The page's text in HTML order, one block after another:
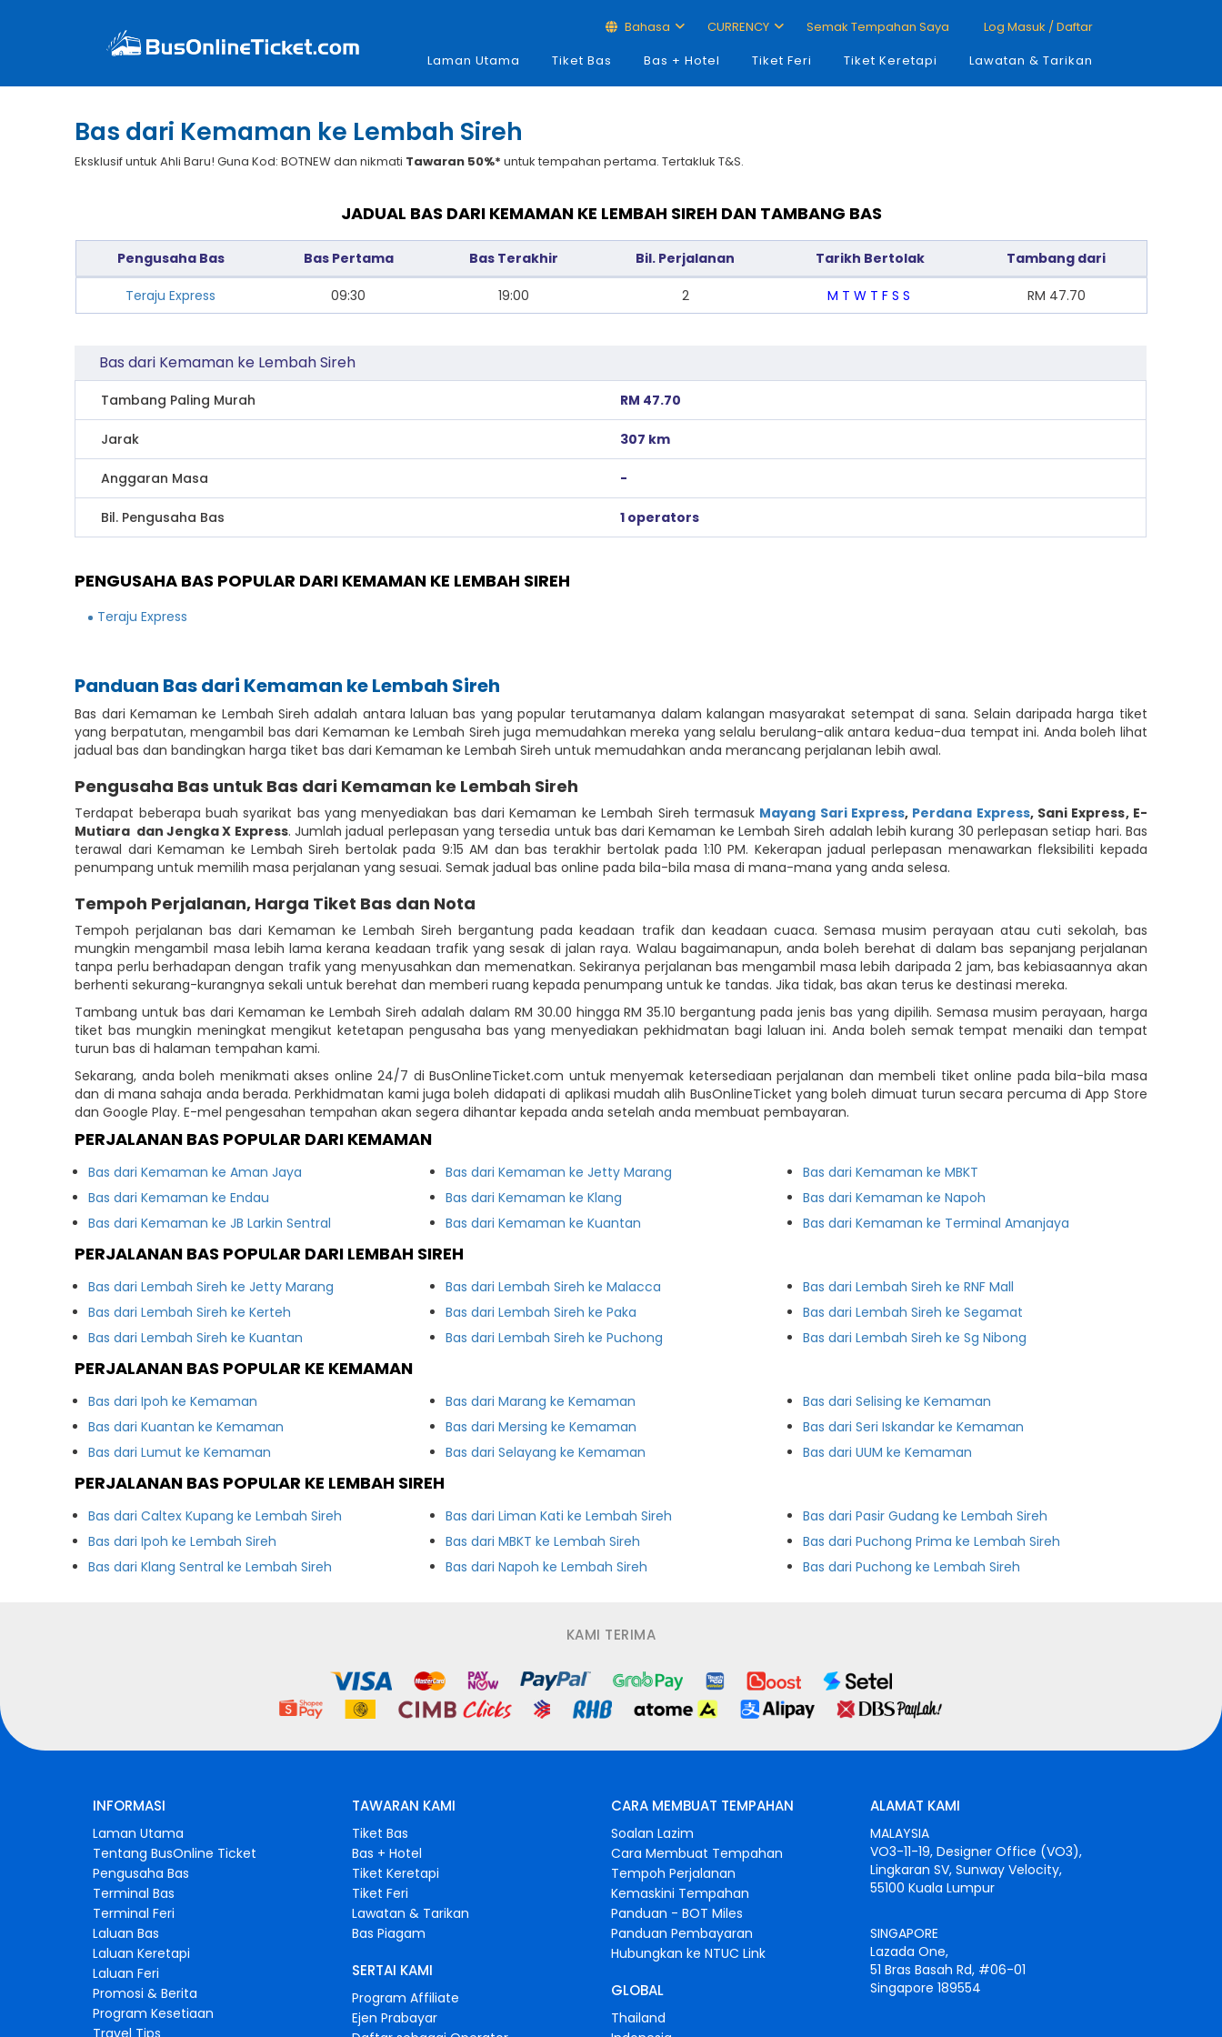
Bahasa CURRENCY Semak Tempahan Saya
Log Masuk / Daftar
Laman Utama
Tiket Bas Bas + Hotel Tiket Feri Tiket Keretapi Lawatan & Tarikan
Bas dari Kemaman ke Lembah Sireh
Eksklusif untuk Ahli Baru! Guna Kod: BOTNEW dan nikmati Tawaran 50%* untuk tempahan pertama. Tertakluk T&S.
JADUAL BAS DARI KEMAMAN KE LEMBAH SIREH DAN TAMBANG BAS
Pengusaha Bas Bas Pertama Bas Terakhir Bil. Perjalanan Tarikh Bertolak Tambang dari
Teraju Express 09:30 19:00 2 M T W T F S S RM 47.70
Bas dari Kemaman ke Lembah Sireh
Tambang Paling Murah RM 47.70
Jarak 307 km
Anggaran Masa -
Bil. Pengusaha Bas 1 operators
PENGUSAHA BAS POPULAR DARI KEMAMAN KE LEMBAH SIREH
Teraju Express
Panduan Bas dari Kemaman ke Lembah Sireh
Bas dari Kemaman ke Lembah Sireh adalah antara laluan bas yang popular terutamanya dalam kalangan masyarakat setempat di sana. Selain daripada harga tiket
yang berpatutan, mengambil bas dari Kemaman ke Lembah Sireh juga memudahkan mereka yang selalu berulang-alik antara kedua-dua tempat ini. Anda boleh lihat
jadual bas dan bandingkan harga tiket bas dari Kemaman ke Lembah Sireh untuk memudahkan anda merancang perjalanan lebih awal.
Pengusaha Bas untuk Bas dari Kemaman ke Lembah Sireh
Terdapat beberapa buah syarikat bas yang menyediakan bas dari Kemaman ke Lembah Sireh termasuk Mayang Sari Express, Perdana Express, Sani Express, E-
Mutiara dan Jengka X Express. Jumlah jadual perlepasan yang tersedia untuk bas dari Kemaman ke Lembah Sireh adalah lebih kurang 30 perlepasan setiap hari. Bas
terawal dari Kemaman ke Lembah Sireh bertolak pada 9:15 AM dan bas terakhir bertolak pada 1:10 PM. Kekerapan jadual perlepasan menawarkan fleksibiliti kepada
penumpang untuk memilih masa perjalanan yang sesuai. Semak jadual bas online pada bila-bila masa di mana-mana yang anda selesa.
Tempoh Perjalanan, Harga Tiket Bas dan Nota
Tempoh perjalanan bas dari Kemaman ke Lembah Sireh bergantung pada keadaan trafik dan keadaan cuaca. Semasa musim perayaan atau cuti sekolah, bas
mungkin mengambil masa lebih lama kerana keadaan trafik yang sesak di jalan raya. Walau bagaimanapun, anda boleh berehat di dalam bas sepanjang perjalanan
tanpa perlu berhadapan dengan trafik yang menyusahkan dan memenatkan. Sekiranya perjalanan bas mengambil masa lebih daripada 2 jam, bas kebiasaannya akan
berhenti sekurang-kurangnya sekali untuk berehat dan memberi ruang kepada penumpang untuk ke tandas. Jika tidak, bas akan terus ke destinasi mereka.
Tambang untuk bas dari Kemaman ke Lembah Sireh adalah dalam RM 30.00 hingga RM 35.10 bergantung pada jenis bas yang dipilih. Semasa musim perayaan, harga
tiket bas mungkin meningkat mengikut ketetapan pengusaha bas yang menyediakan pekhidmatan bagi laluan ini. Anda boleh semak tempat menaiki dan tempat
turun bas di halaman tempahan kami.
Sekarang, anda boleh menikmati akses online 24/7 di BusOnlineTicket.com untuk menyemak ketersediaan perjalanan dan membeli tiket online pada bila-bila masa
dan di mana sahaja anda berada. Perkhidmatan kami juga boleh didapati di aplikasi mudah alih BusOnlineTicket yang boleh dimuat turun secara percuma di App Store
dan Google Play. E-mel pengesahan tempahan akan segera dihantar kepada anda setelah anda membuat pembayaran.
PERJALANAN BAS POPULAR DARI KEMAMAN
Bas dari Kemaman ke Aman Jaya
Bas dari Kemaman ke Endau
Bas dari Kemaman ke JB Larkin Sentral
Bas dari Kemaman ke Jetty Marang
Bas dari Kemaman ke Klang
Bas dari Kemaman ke Kuantan
Bas dari Kemaman ke MBKT
Bas dari Kemaman ke Napoh
Bas dari Kemaman ke Terminal Amanjaya
PERJALANAN BAS POPULAR DARI LEMBAH SIREH
Bas dari Lembah Sireh ke Jetty Marang
Bas dari Lembah Sireh ke Kerteh
Bas dari Lembah Sireh ke Kuantan
Bas dari Lembah Sireh ke Malacca
Bas dari Lembah Sireh ke Paka
Bas dari Lembah Sireh ke Puchong
Bas dari Lembah Sireh ke RNF Mall
Bas dari Lembah Sireh ke Segamat
Bas dari Lembah Sireh ke Sg Nibong
PERJALANAN BAS POPULAR KE KEMAMAN
Bas dari Ipoh ke Kemaman
Bas dari Kuantan ke Kemaman
Bas dari Lumut ke Kemaman
Bas dari Marang ke Kemaman
Bas dari Mersing ke Kemaman
Bas dari Selayang ke Kemaman
Bas dari Selising ke Kemaman
Bas dari Seri Iskandar ke Kemaman
Bas dari UUM ke Kemaman
PERJALANAN BAS POPULAR KE LEMBAH SIREH
Bas dari Caltex Kupang ke Lembah Sireh
Bas dari Ipoh ke Lembah Sireh
Bas dari Klang Sentral ke Lembah Sireh
Bas dari Liman Kati ke Lembah Sireh
Bas dari MBKT ke Lembah Sireh
Bas dari Napoh ke Lembah Sireh
Bas dari Pasir Gudang ke Lembah Sireh
Bas dari Puchong Prima ke Lembah Sireh
Bas dari Puchong ke Lembah Sireh
KAMI TERIMA
INFORMASI
Laman Utama
Tentang BusOnline Ticket
Pengusaha Bas
Terminal Bas
Terminal Feri
Laluan Bas
Laluan Keretapi
Laluan Feri
Promosi & Berita
Program Kesetiaan
Travel Tips
TAWARAN KAMI
Tiket Bas
Bas + Hotel
Tiket Keretapi
Tiket Feri
Lawatan & Tarikan
Bas Piagam
SERTAI KAMI
Program Affiliate
Ejen Prabayar
CARA MEMBUAT TEMPAHAN
Soalan Lazim
Cara Membuat Tempahan
Tempoh Perjalanan
Kemaskini Tempahan
Panduan - BOT Miles
Panduan Pembayaran
Hubungkan ke NTUC Link
GLOBAL
Thailand
ALAMAT KAMI
MALAYSIA
VO3-11-19, Designer Office (VO3),
Lingkaran SV, Sunway Velocity,
55100 Kuala Lumpur
SINGAPORE
Lazada One,
51 Bras Basah Rd, #06-01
Singapore 189554